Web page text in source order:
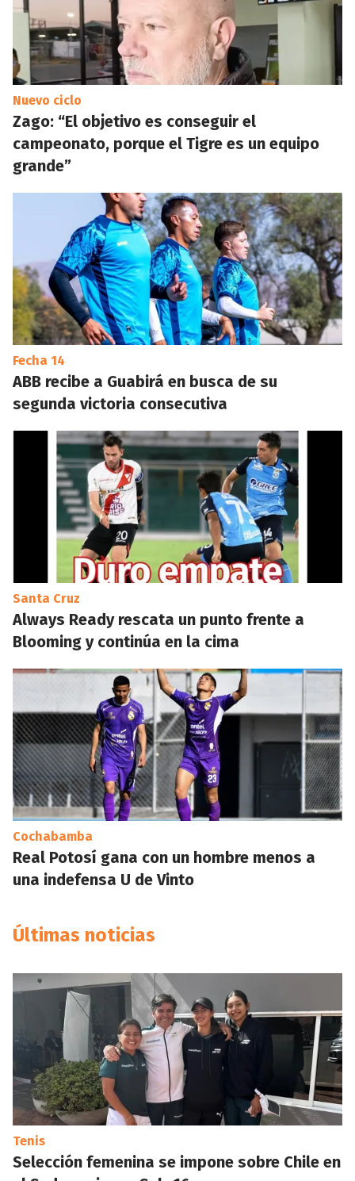
Nuevo ciclo
Zago: “El objetivo es conseguir el
campeonato, porque el Tigre es un equipo
grande”
Fecha 14
ABB recibe a Guabirá en busca de su
segunda victoria consecutiva
Santa Cruz
Always Ready rescata un punto frente a
Blooming y continúa en la cima
Cochabamba
Real Potosí gana con un hombre menos a
una indefensa U de Vinto
Últimas noticias
Tenis
Selección femenina se impone sobre Chile en